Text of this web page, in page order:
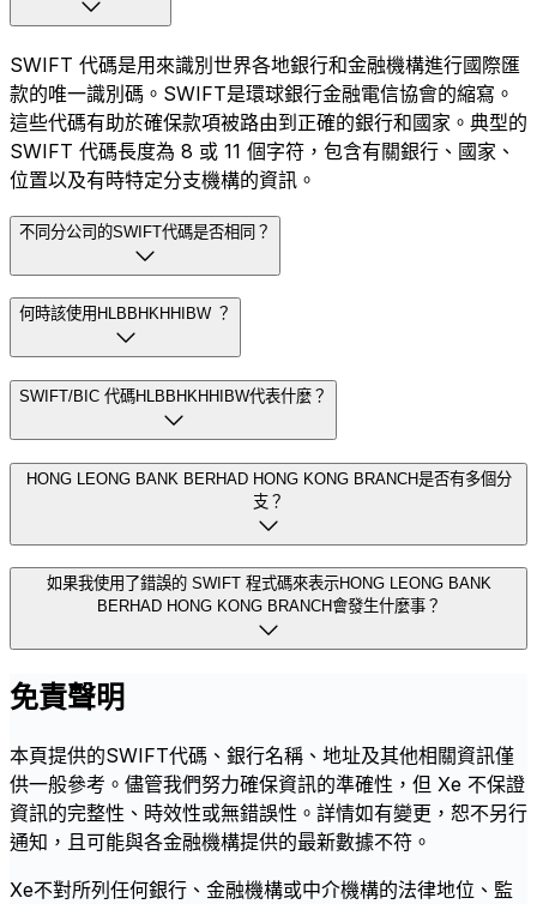
SWIFT 代碼是用來識別世界各地銀行和金融機構進行國際匯
款的唯一識別碼。SWIFT是環球銀行金融電信協會的縮寫。
這些代碼有助於確保款項被路由到正確的銀行和國家。典型的
SWIFT 代碼長度為 8 或 11 個字符，包含有關銀行、國家、
位置以及有時特定分支機構的資訊。
不同分公司的SWIFT代碼是否相同？
何時該使用HLBBHKHHIBW ？
SWIFT/BIC 代碼HLBBHKHHIBW代表什麼？
HONG LEONG BANK BERHAD HONG KONG BRANCH是否有多個分
支？
如果我使用了錯誤的 SWIFT 程式碼來表示HONG LEONG BANK
BERHAD HONG KONG BRANCH會發生什麼事？
免責聲明
本頁提供的SWIFT代碼、銀行名稱、地址及其他相關資訊僅
供一般參考。儘管我們努力確保資訊的準確性，但 Xe 不保證
資訊的完整性、時效性或無錯誤性。詳情如有變更，恕不另行
通知，且可能與各金融機構提供的最新數據不符。
Xe不對所列任何銀行、金融機構或中介機構的法律地位、監